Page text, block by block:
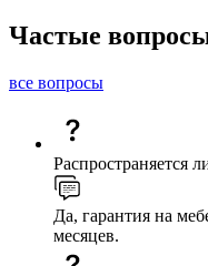
Частые
все вопросы
Распространяется
Да, гарантия на
месяцев.